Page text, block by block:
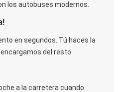
los autobuses modernos.
en segundos. Tú haces la
del resto.
a la carretera cuando